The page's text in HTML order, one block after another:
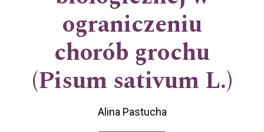
ograniczeniu
chorób grochu
(Pisum sativum L.)
Alina Pastucha